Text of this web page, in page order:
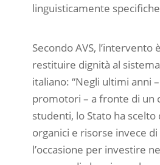
linguisticamente
Secondo AVS, l’intervento
restituire dignità al
italiano: “Negli ultimi anni
promotori – a fronte di un
studenti, lo Stato ha
organici e risorse invece
l’occasione per investire